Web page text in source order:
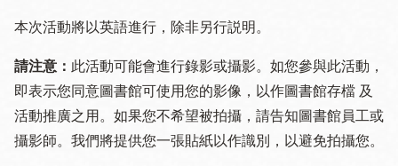
本次活動將以英語進行，除非另行説明。
請注意： 此活動可能會進行錄影或攝影。如您參與此活動，
即表示您同意圖書館可使用您的影像，以作圖書館存檔 及
活動推廣之用。如果您不希望被拍攝，請告知圖書館員工或
攝影師。我們將提供您一張貼紙以作識別，以避免拍攝您。